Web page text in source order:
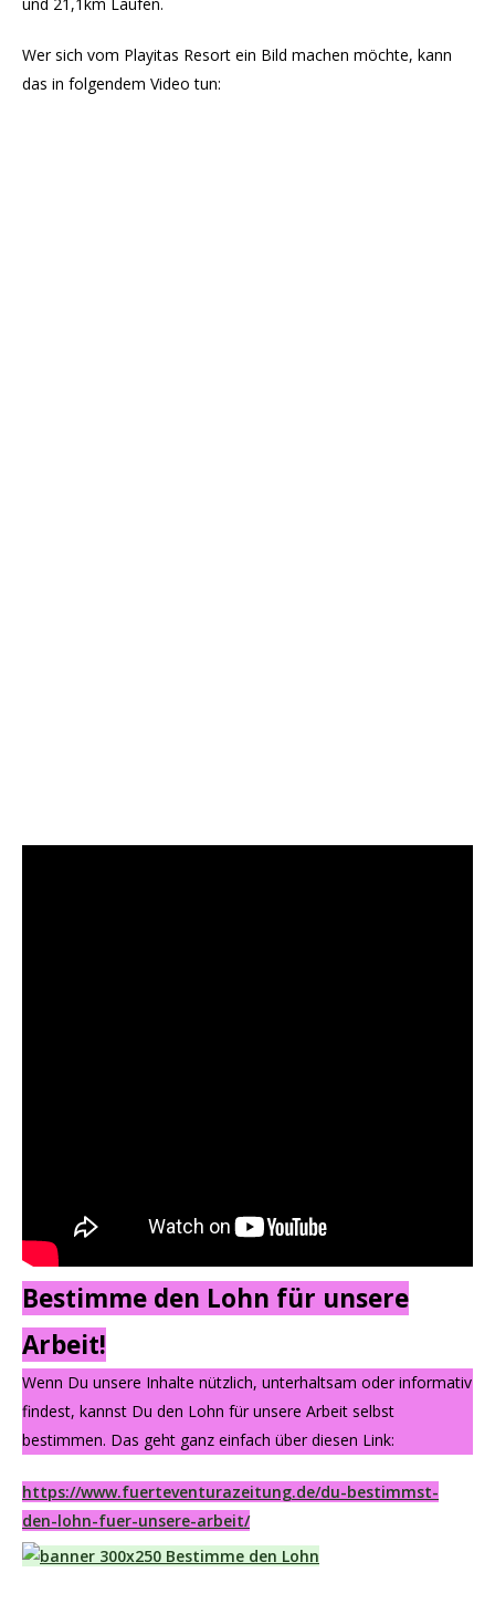
Wer sich vom Playitas Resort ein Bild machen möchte, kann
das in folgendem Video tun:
Bestimme den Lohn für unsere
Arbeit!
Wenn Du unsere Inhalte nützlich, unterhaltsam oder informativ
findest, kannst Du den Lohn für unsere Arbeit selbst
bestimmen. Das geht ganz einfach über diesen Link:
https://www.fuerteventurazeitung.de/du-bestimmst-
den-lohn-fuer-unsere-arbeit/